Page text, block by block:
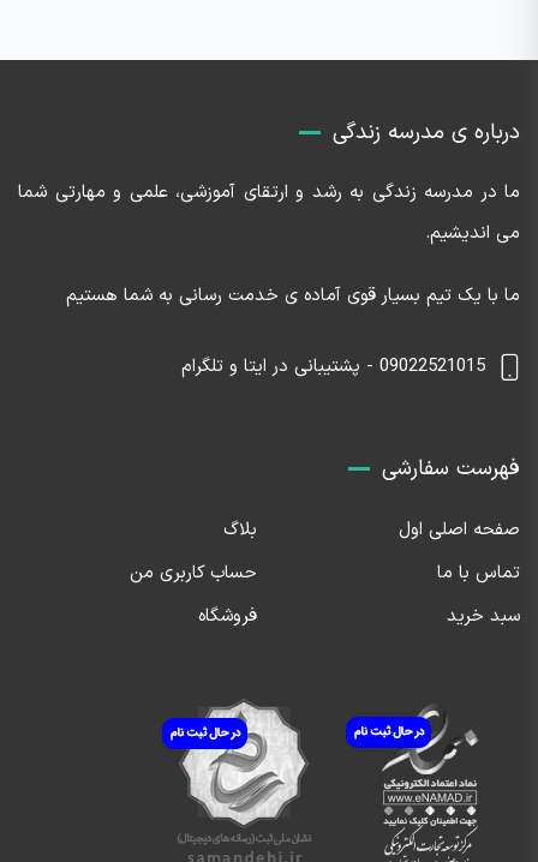
درباره ی مدرسه زندگی
ما در مدرسه زندگی به رشد و ارتقای آموزشی، علمی و مهارتی شما
می اندیشیم.
ما با یک تیم بسیار قوی آماده ی خدمت رسانی به شما هستیم
09022521015 - پشتیبانی در ایتا و تلگرام
فهرست سفارشی
صفحه اصلی اول
بلاگ
تماس با ما
حساب کاربری من
سبد خرید
فروشگاه